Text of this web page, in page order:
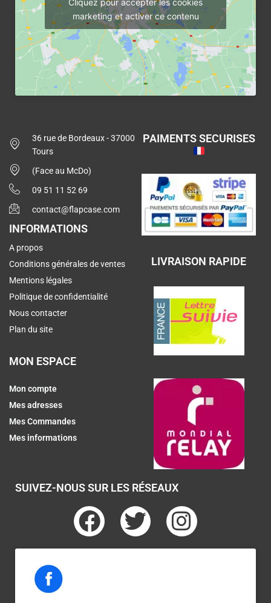
marketing et activer ce contenu
36 rue de Bordeaux - 37000
Tours
(Face au McDo)
09 51 11 52 69
contact@flapcase.com
INFORMATIONS
A propos
Conditions générales de ventes
Mentions légales
Politique de confidentialité
Nous contacter
Plan du site
MON ESPACE
Mon compte
Mes adresses
Mes Commandes
Mes informations
PAIMENTS SECURISES
LIVRAISON RAPIDE
SUIVEZ-NOUS SUR LES RÉSEAUX
F
a
T
w
I
n